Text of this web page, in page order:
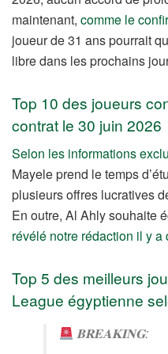
maintenant, comme le
joueur de 31 ans pourrait
libre dans les prochains
Top 10 des joueurs
contrat le 30 juin 2026
Selon les informations
Mayele prend le temps
plusieurs offres lucratives
En outre, Al Ahly souhaite
révélé notre rédaction il y
Top 5 des meilleurs
League égyptienne
𝐁𝐑𝐄𝐀𝐊𝐈𝐍𝐆: